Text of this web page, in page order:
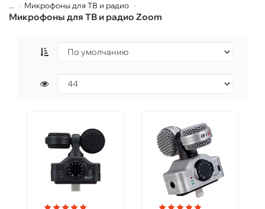
... Микрофоны для ТВ и радио
Микрофоны для ТВ и радио Zoom